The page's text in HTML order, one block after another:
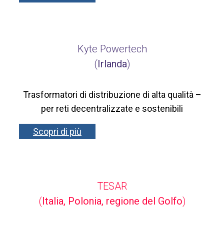
Kyte Powertech
(Irlanda)
Trasformatori di distribuzione di alta qualità –
per reti decentralizzate e sostenibili
Scopri di più
TESAR
(Italia, Polonia, regione del Golfo)